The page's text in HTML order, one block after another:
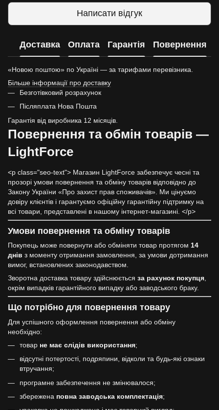
Написати відгук
Доставка Оплата Гарантія Повернення
«Новою поштою» по Україні — за тарифами перевізника.
Більше інформації про доставку
Безготівковий розрахунок
Післяплата Нова Пошта
Гарантія від виробника 12 місяців.
Повернення та обмін товарів —
LightForce
<p class="seo-text"> Магазин LightForce забезпечує чесні та
прозорі умови повернення та обміну товарів відповідно до
Закону України «Про захист прав споживачів». Ми цінуємо
довіру клієнтів і гарантуємо офіційну гарантійну підтримку на
всі товари, представлені в нашому інтернет-магазині. </p>
Умови повернення та обміну товарів
Покупець може повернути або обміняти товар протягом 14
днів з моменту отримання замовлення, за умови дотримання
вимог, встановлених законодавством.
Зворотна доставка товару здійснюється за рахунок покупця
окрім випадків гарантійного випадку або заводського браку.
Що потрібно для повернення товару
Для успішного оформлення повернення або обміну
необхідно:
товар не має слідів використання;
відсутні потертості, подряпини, відколи та будь-які ознаки
втручання;
програмне забезпечення не змінювалося;
збережена повна заводська комплектація;